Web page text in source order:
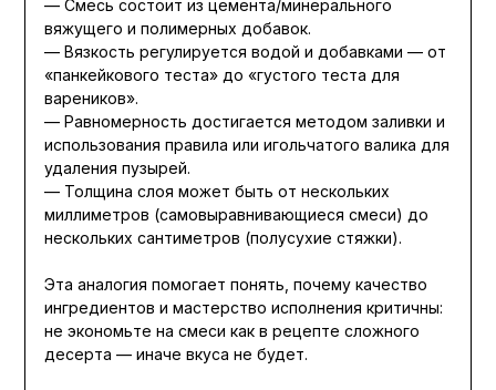
— Смесь состоит из цемента/минерального
вяжущего и полимерных добавок.
— Вязкость регулируется водой и добавками — от
«панкейкового теста» до «густого теста для
вареников».
— Равномерность достигается методом заливки и
использования правила или игольчатого валика для
удаления пузырей.
— Толщина слоя может быть от нескольких
миллиметров (самовыравнивающиеся смеси) до
нескольких сантиметров (полусухие стяжки).
Эта аналогия помогает понять, почему качество
ингредиентов и мастерство исполнения критичны:
не экономьте на смеси как в рецепте сложного
десерта — иначе вкуса не будет.